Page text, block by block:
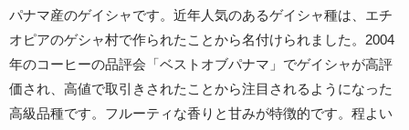
パナマ産のゲイシャです。近年人気のあるゲイシャ種は、エチ
オピアのゲシャ村で作られたことから名付けられました。2004
年のコーヒーの品評会「ベストオブパナマ」でゲイシャが高評
価され、高値で取引きされたことから注目されるようになった
高級品種です。フルーティな香りと甘みが特徴的です。程よい